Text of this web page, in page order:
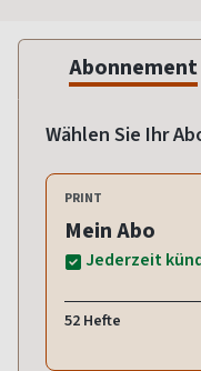
Abonnement
Wählen Sie Ihr
PRINT
Mein Abo
Jederzeit
52 Hefte